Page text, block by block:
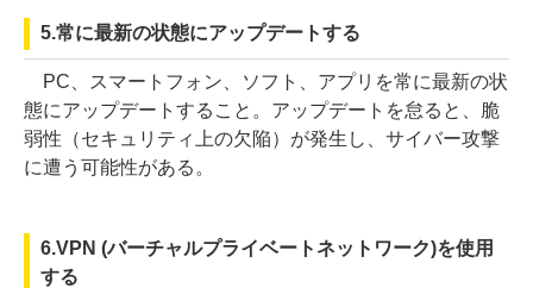
5.常に最新の状態にアップデートする
PC、スマートフォン、ソフト、アプリを常に最新の状
態にアップデートすること。アップデートを怠ると、脆
弱性（セキュリティ上の欠陥）が発生し、サイバー攻撃
に遭う可能性がある。
6.VPN (バーチャルプライベートネットワーク)を使用
する